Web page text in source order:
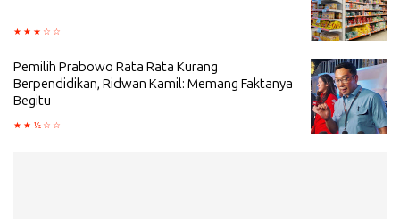
Pemilih Prabowo Rata Rata Kurang
Berpendidikan, Ridwan Kamil: Memang Faktanya
Begitu